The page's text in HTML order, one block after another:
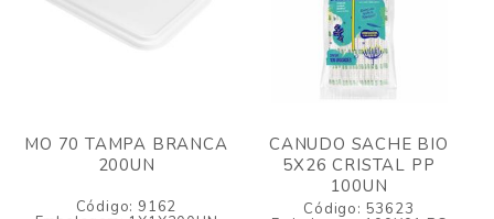
MO 70 TAMPA BRANCA
200UN
Código: 9162
CANUDO SACHE BIO
5X26 CRISTAL PP
100UN
Código: 53623